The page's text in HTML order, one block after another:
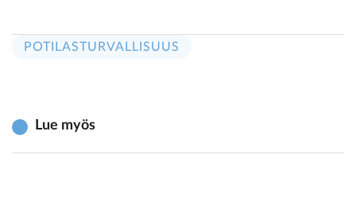
POTILASTURVALLISUUS
Lue myös